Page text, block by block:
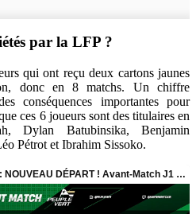
par la LFP ?
qui ont reçu deux cartons jaunes
donc en 8 matchs. Un chiffre
conséquences importantes pour
ces 6 joueurs sont des titulaires en
Dylan Batubinsika, Benjamin
Pétrot et Ibrahim Sissoko.